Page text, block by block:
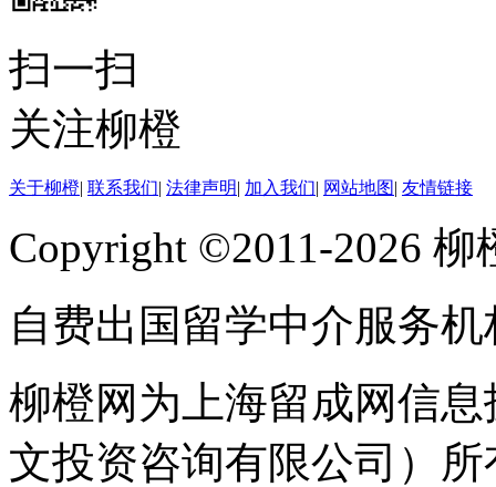
扫一扫
关注柳橙
关于柳橙| 联系我们| 法律声明| 加入我们| 网站地图| 友情链接
Copyright ©2011-2026
自费出国留学中介服务
柳橙网为上海留成网信
文投资咨询有限公司）所